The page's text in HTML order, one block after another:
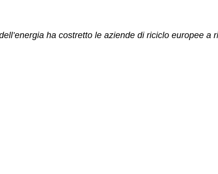
ha costretto le aziende di riciclo europee